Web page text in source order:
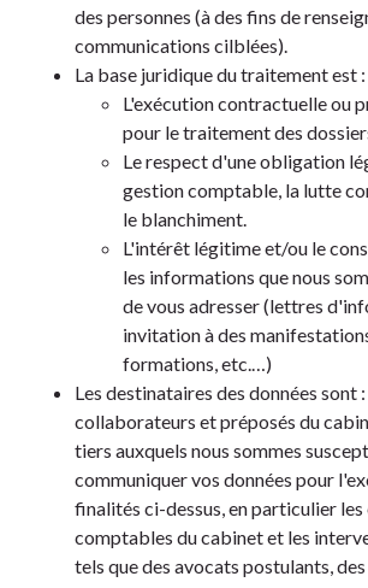
des personnes (à des fins de
communications cilblées).
La base juridique du traitement est :
L'exécution contractuelle ou
pour le traitement des
Le respect d'une obligation
gestion comptable, la lutte
le blanchiment.
L'intérêt légitime et/ou le
les informations que nous
de vous adresser (lettres
invitation à des
formations, etc.…)
Les destinataires des données sont :
collaborateurs et préposés du
tiers auxquels nous sommes
communiquer vos données pour
finalités ci-dessus, en particulier
comptables du cabinet et les
tels que des avocats postulants,